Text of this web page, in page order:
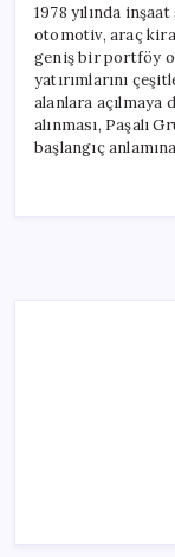
1978 yılında
otomotiv, araç
geniş bir portföy
yatırımlarını
alanlara açılmaya
alınması, Paşalı
başlangıç